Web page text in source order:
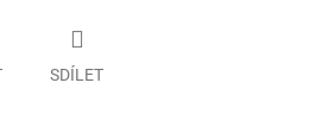
SDÍLET